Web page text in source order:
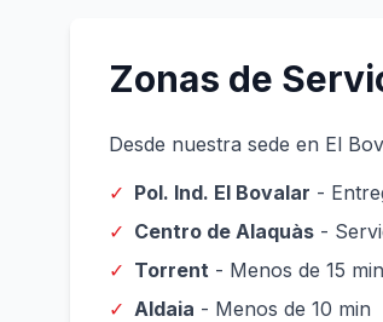
Zonas de
Desde nuestra sede en El
✓ Pol. Ind. El Bovalar -
✓ Centro de Alaquàs -
✓ Torrent - Menos de 15 min
✓ Aldaia - Menos de 10 min